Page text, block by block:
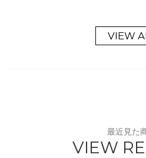
VIEW
最近見た
VIEW